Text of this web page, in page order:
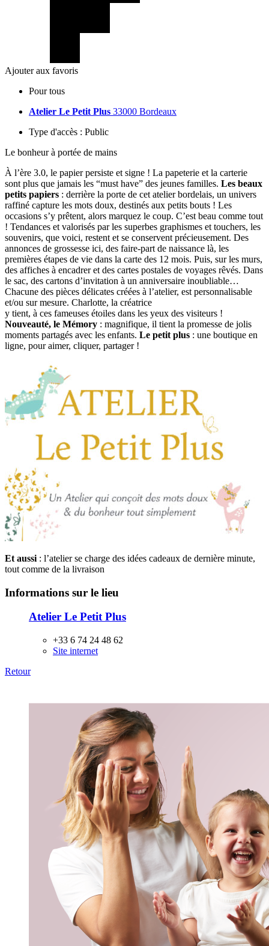
Ajouter aux favoris
Pour tous
Atelier Le Petit Plus 33000 Bordeaux
Type d'accès : Public
Le bonheur à portée de mains
À l’ère 3.0, le papier persiste et signe ! La papeterie et la carterie
sont plus que jamais les “must have” des jeunes familles. Les beaux
petits papiers : derrière la porte de cet atelier bordelais, un univers
raffiné capture les mots doux, destinés aux petits bouts ! Les
occasions s’y prêtent, alors marquez le coup. C’est beau comme tout
! Tendances et valorisés par les superbes graphismes et touchers, les
souvenirs, que voici, restent et se conservent précieusement. Des
annonces de grossesse ici, des faire-part de naissance là, les
premières étapes de vie dans la carte des 12 mois. Puis, sur les murs,
des affiches à encadrer et des cartes postales de voyages rêvés. Dans
le sac, des cartons d’invitation à un anniversaire inoubliable…
Chacune des pièces délicates créées à l’atelier, est personnalisable
et/ou sur mesure. Charlotte, la créatrice
y tient, à ces fameuses étoiles dans les yeux des visiteurs !
Nouveauté, le Mémory : magnifique, il tient la promesse de jolis
moments partagés avec les enfants. Le petit plus : une boutique en
ligne, pour aimer, cliquer, partager !
Et aussi : l’atelier se charge des idées cadeaux de dernière minute,
tout comme de la livraison
Informations sur le lieu
Atelier Le Petit Plus
+33 6 74 24 48 62
Site internet
Retour